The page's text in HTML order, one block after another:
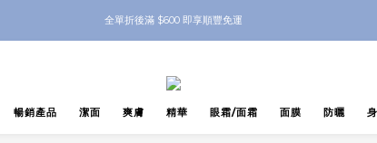
自家Eyes Mask一對 每滿$500送Skinbeauty 自家全效燕窩面膜 1塊 送完即止 (
全單折後滿 $600 即享順豐免運
暢銷產品 潔面 爽膚 精華 眼霜/面霜 面膜 防曬